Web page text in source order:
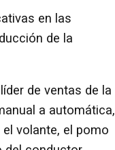
en las
de la
de ventas de la
a automática,
volante, el pomo